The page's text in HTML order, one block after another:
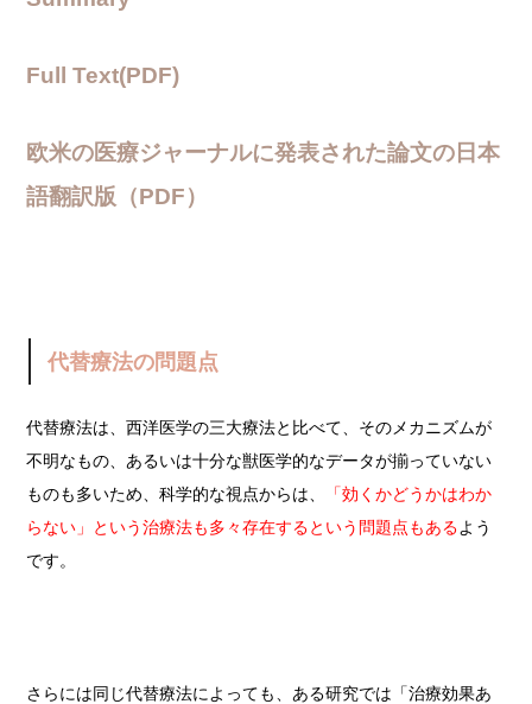
Full Text(PDF)
欧米の医療ジャーナルに発表された論文の日本
語翻訳版（PDF）
代替療法の問題点
代替療法は、西洋医学の三大療法と比べて、そのメカニズムが
不明なもの、あるいは十分な獣医学的なデータが揃っていない
ものも多いため、科学的な視点からは、
「効くかどうかはわか
らない」という治療法も多々存在するという問題点もあるよう
です。
さらには同じ代替療法によっても、ある研究では「治療効果あ